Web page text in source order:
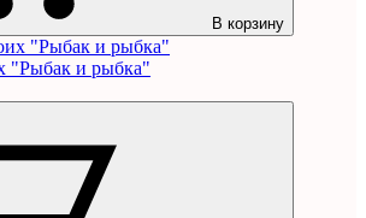
В корзину
"Рыбак и рыбка"